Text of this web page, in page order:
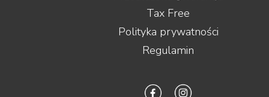
Tax Free
Polityka prywatności
Regulamin